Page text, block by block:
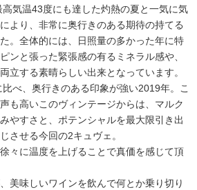
気温43度にも達した灼熱の夏と一気に気
より、非常に奥行きのある期待の持てる
。全体的には、日照量の多かった年に特
ンと張った緊張感の有るミネラル感や、
立する素晴らしい出来となっています。
べ、奥行きのある印象が強い2019年。こ
も高いこのヴィンテージからは、マルク
やすさと、ポテンシャルを最大限引き出
させる今回の2キュヴェ。
々に温度を上げることで真価を感じて頂
美味しいワインを飲んで何とか乗り切り